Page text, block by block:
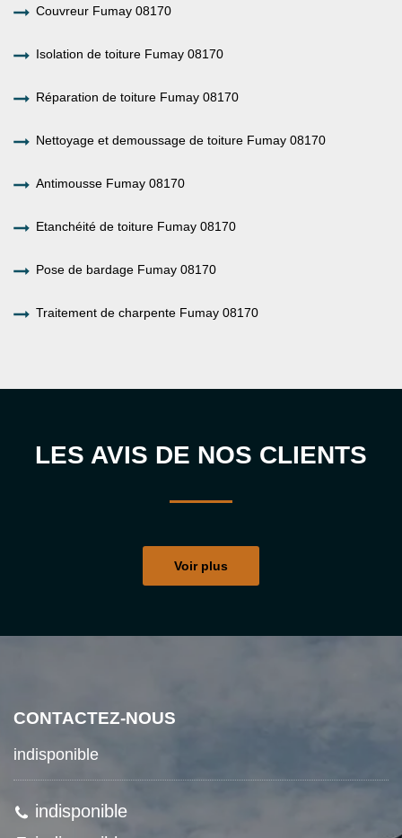
Couvreur Fumay 08170
Isolation de toiture Fumay 08170
Réparation de toiture Fumay 08170
Nettoyage et demoussage de toiture Fumay 08170
Antimousse Fumay 08170
Etanchéité de toiture Fumay 08170
Pose de bardage Fumay 08170
Traitement de charpente Fumay 08170
LES AVIS DE NOS CLIENTS
Voir plus
CONTACTEZ-NOUS
indisponible
indisponible